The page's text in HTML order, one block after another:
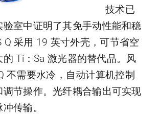
技术已
验室中证明了其免手动性能和稳
Q 采用 19 英寸外壳，可节省空
Ti：Sa 激光器的替代品。风
不需要水冷，自动计算机控制
调节操作。光纤耦合输出可实现
传输。